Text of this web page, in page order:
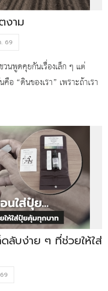
งาม
69
นพูดคุยกันเรื่องเล็ก ๆ แต่
อ “ดินของเรา” เพราะถ้าเรา
ไหน เราจะสามารถดูแล
ลับง่าย ๆ ที่ช่วยให้ใส่